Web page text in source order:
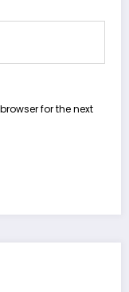
for the next